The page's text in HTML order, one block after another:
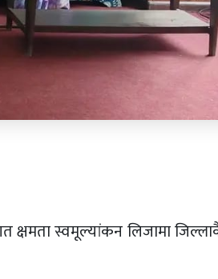
स्वमूल्यांकन लिजामा